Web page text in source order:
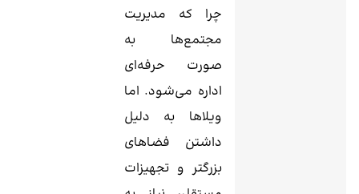
چرا که مدیریت
مجتمع‌ها به
صورت حرفه‌ای
اداره می‌شود. اما
ویلاها به دلیل
داشتن فضاهای
بزرگتر و تجهیزات